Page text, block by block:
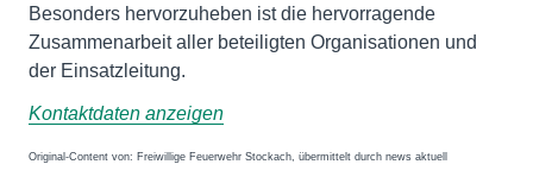
Besonders hervorzuheben ist die hervorragende
Zusammenarbeit aller beteiligten Organisationen und
der Einsatzleitung.
Kontaktdaten anzeigen
Original-Content von: Freiwillige Feuerwehr Stockach, übermittelt durch news aktuell